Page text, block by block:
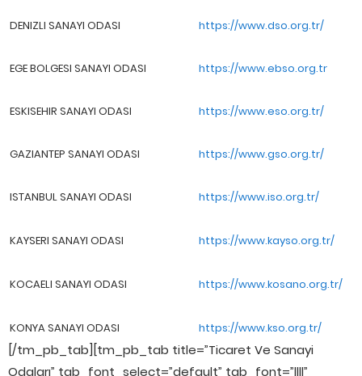
DENIZLI SANAYI ODASI https://www.dso.org.tr/
EGE BOLGESI SANAYI ODASI https://www.ebso.org.tr
ESKISEHIR SANAYI ODASI https://www.eso.org.tr/
GAZIANTEP SANAYI ODASI https://www.gso.org.tr/
ISTANBUL SANAYI ODASI https://www.iso.org.tr/
KAYSERI SANAYI ODASI https://www.kayso.org.tr/
KOCAELI SANAYI ODASI https://www.kosano.org.tr/
KONYA SANAYI ODASI https://www.kso.org.tr/
[/tm_pb_tab][tm_pb_tab title=”Ticaret Ve Sanayi
Odaları” tab_font_select=”default” tab_font=”||||”